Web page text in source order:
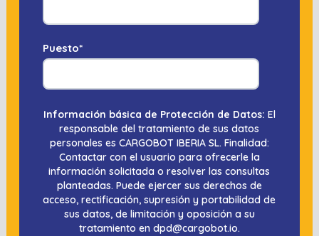
Puesto*
Información básica de Protección de Datos: El
responsable del tratamiento de sus datos
personales es CARGOBOT IBERIA SL. Finalidad:
Contactar con el usuario para ofrecerle la
información solicitada o resolver las consultas
planteadas. Puede ejercer sus derechos de
acceso, rectificación, supresión y portabilidad de
sus datos, de limitación y oposición a su
tratamiento en dpd@cargobot.io.